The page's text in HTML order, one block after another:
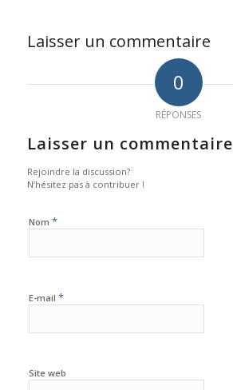
Laisser un commentaire
0
RÉPONSES
Laisser un commentaire
Rejoindre la discussion?
N’hésitez pas à contribuer !
Nom *
E-mail *
Site web